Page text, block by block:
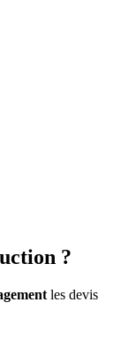
?
les devis